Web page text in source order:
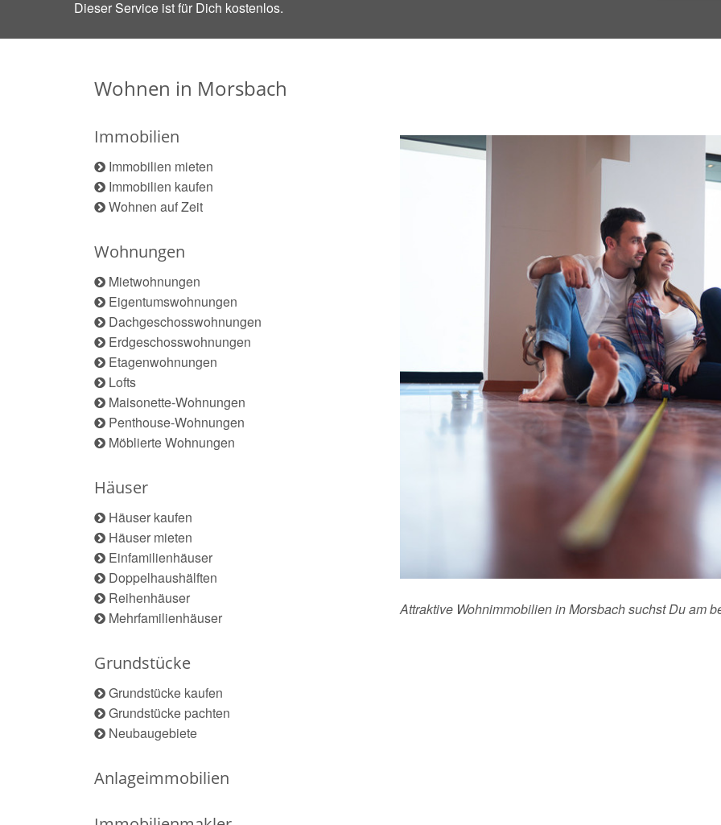
Dieser Service ist für Dich kostenlos.
Wohnen in Morsbach
Immobilien
Immobilien mieten
Immobilien kaufen
Wohnen auf Zeit
Wohnungen
Mietwohnungen
Eigentumswohnungen
Dachgeschosswohnungen
Erdgeschosswohnungen
Etagenwohnungen
Lofts
Maisonette-Wohnungen
Penthouse-Wohnungen
Möblierte Wohnungen
Häuser
Häuser kaufen
Häuser mieten
Einfamilienhäuser
Doppelhaushälften
Reihenhäuser
Mehrfamilienhäuser
Grundstücke
Grundstücke kaufen
Grundstücke pachten
Neubaugebiete
Anlageimmobilien
Attraktive Wohnimmobilien in Morsbach suchst Du am